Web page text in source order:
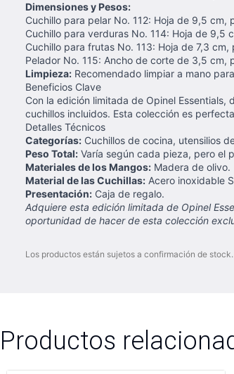
Dimensiones y Pesos:
Cuchillo para pelar No. 112: Hoja de 9,5 cm,
Cuchillo para verduras No. 114: Hoja de 9,5
Cuchillo para frutas No. 113: Hoja de 7,3 cm,
Pelador No. 115: Ancho de corte de 3,5 cm,
Limpieza: Recomendado limpiar a mano
Beneficios Clave
Con la edición limitada de Opinel Essentials,
cuchillos incluidos. Esta colección es
Detalles Técnicos
Categorías: Cuchillos de cocina, utensilios
Peso Total: Varía según cada pieza, pero el
Materiales de los Mangos: Madera de olivo.
Material de las Cuchillas: Acero inoxidable
Presentación: Caja de regalo.
Adquiere esta edición limitada de Opinel
oportunidad de hacer de esta colección
Los productos están sujetos a confirmación de stock.
Productos